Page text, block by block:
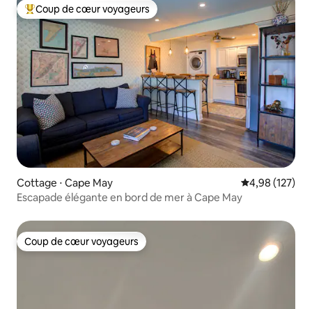
Coups de cœur voyageurs les plus appréciés
Coup de cœur voyageurs
Cottage ⋅ Cape May Évaluation
4,98 (127)
Escapade élégante en bord de mer à Cape May
Coup de cœur voyageurs
Coup de cœur voyageurs